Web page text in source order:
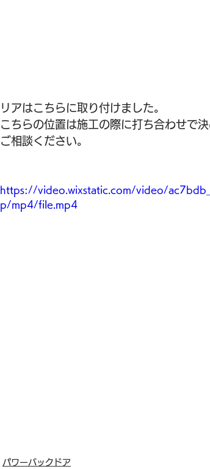
リアはこちらに取り付けました。
こちらの位置は施工の際に打ち合わせで
ご相談ください。
https://video.wixstatic.com/video/
p/mp4/file.mp4
パワーバックドア